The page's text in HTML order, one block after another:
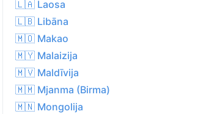
Cloudy
32.0°C
28.1°C
🇱🇦 Laosa
🇱🇧 Libāna
🇲🇴 Makao
🇲🇾 Malaizija
🇲🇻 Maldīvija
🇲🇲 Mjanma (Birma)
🇲🇳 Mongolija